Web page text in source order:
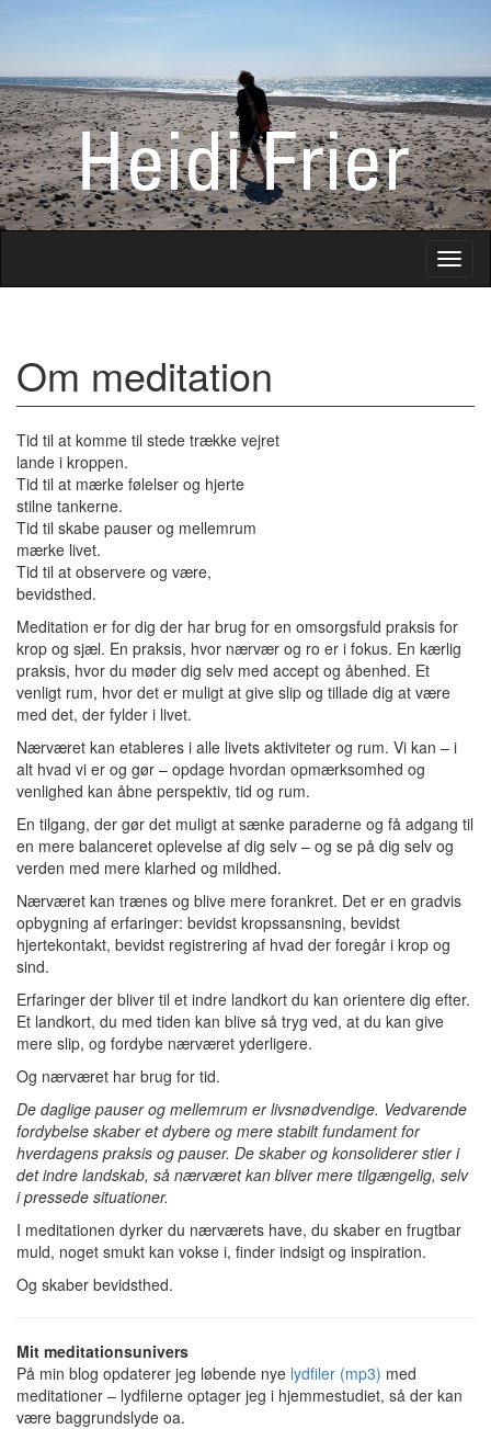
Om meditation
Tid til at komme til stede trække vejret
lande i kroppen.
Tid til at mærke følelser og hjerte
stilne tankerne.
Tid til skabe pauser og mellemrum
mærke livet.
Tid til at observere og være,
bevidsthed.
Meditation er for dig der har brug for en omsorgsfuld praksis for
krop og sjæl. En praksis, hvor nærvær og ro er i fokus. En kærlig
praksis, hvor du møder dig selv med accept og åbenhed. Et
venligt rum, hvor det er muligt at give slip og tillade dig at være
med det, der fylder i livet.
Nærværet kan etableres i alle livets aktiviteter og rum. Vi kan – i
alt hvad vi er og gør – opdage hvordan opmærksomhed og
venlighed kan åbne perspektiv, tid og rum.
En tilgang, der gør det muligt at sænke paraderne og få adgang til
en mere balanceret oplevelse af dig selv – og se på dig selv og
verden med mere klarhed og mildhed.
Nærværet kan trænes og blive mere forankret. Det er en gradvis
opbygning af erfaringer: bevidst kropssansning, bevidst
hjertekontakt, bevidst registrering af hvad der foregår i krop og
sind.
Erfaringer der bliver til et indre landkort du kan orientere dig efter.
Et landkort, du med tiden kan blive så tryg ved, at du kan give
mere slip, og fordybe nærværet yderligere.
Og nærværet har brug for tid.
De daglige pauser og mellemrum er livsnødvendige. Vedvarende
fordybelse skaber et dybere og mere stabilt fundament for
hverdagens praksis og pauser. De skaber og konsoliderer stier i
det indre landskab, så nærværet kan bliver mere tilgængelig, selv
i pressede situationer.
I meditationen dyrker du nærværets have, du skaber en frugtbar
muld, noget smukt kan vokse i, finder indsigt og inspiration.
Og skaber bevidsthed.
Mit meditationsunivers
På min blog opdaterer jeg løbende nye lydfiler (mp3) med
meditationer – lydfilerne optager jeg i hjemmestudiet, så der kan
være baggrundslyde oa.